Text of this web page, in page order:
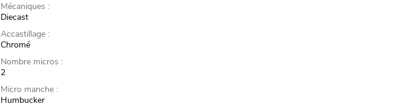
Mécaniques :
Diecast
Accastillage :
Chromé
Nombre micros :
2
Micro manche :
Humbucker